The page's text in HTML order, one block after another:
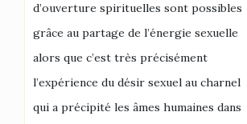
d’ouverture spirituelles sont possibles
grâce au partage de l’énergie sexuelle
alors que c’est très précisément
l’expérience du désir sexuel au charnel
qui a précipité les âmes humaines dans